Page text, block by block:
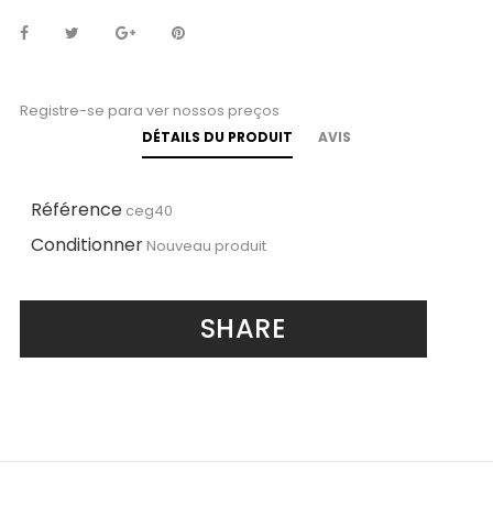
Registre-se para ver nossos preços
DÉTAILS DU PRODUIT AVIS
Référence ceg40
Conditionner Nouveau produit
SHARE